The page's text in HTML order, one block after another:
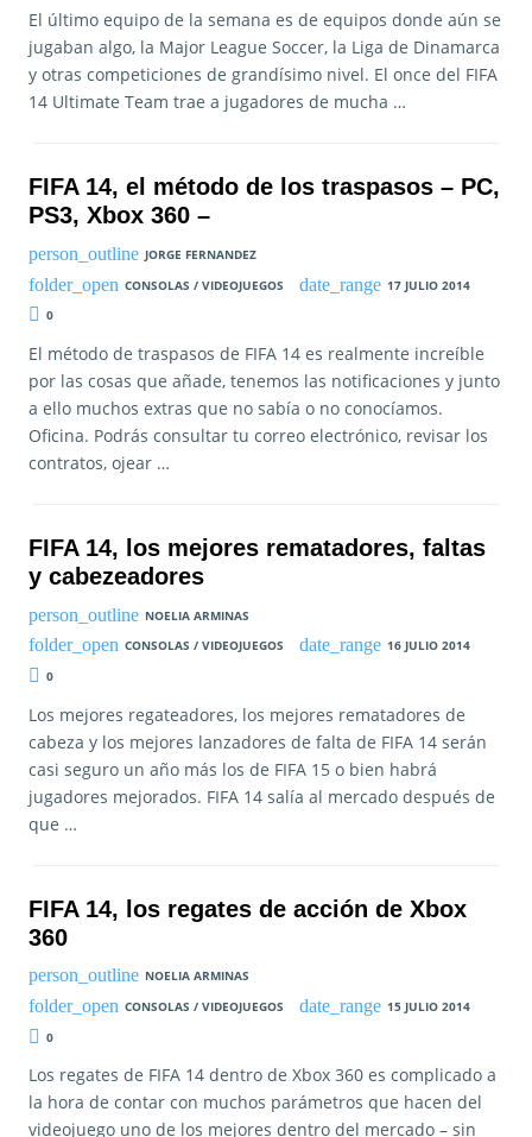
El último equipo de la semana es de equipos donde aún se
jugaban algo, la Major League Soccer, la Liga de Dinamarca
y otras competiciones de grandísimo nivel. El once del FIFA
14 Ultimate Team trae a jugadores de mucha …
FIFA 14, el método de los traspasos – PC,
PS3, Xbox 360 –
JORGE FERNANDEZ
CONSOLAS / VIDEOJUEGOS
17 JULIO 2014
0
El método de traspasos de FIFA 14 es realmente increíble
por las cosas que añade, tenemos las notificaciones y junto
a ello muchos extras que no sabía o no conocíamos.
Oficina. Podrás consultar tu correo electrónico, revisar los
contratos, ojear …
FIFA 14, los mejores rematadores, faltas
y cabezeadores
NOELIA ARMINAS
CONSOLAS / VIDEOJUEGOS
16 JULIO 2014
0
Los mejores regateadores, los mejores rematadores de
cabeza y los mejores lanzadores de falta de FIFA 14 serán
casi seguro un año más los de FIFA 15 o bien habrá
jugadores mejorados. FIFA 14 salía al mercado después de
que …
FIFA 14, los regates de acción de Xbox
360
NOELIA ARMINAS
CONSOLAS / VIDEOJUEGOS
15 JULIO 2014
0
Los regates de FIFA 14 dentro de Xbox 360 es complicado a
la hora de contar con muchos parámetros que hacen del
videojuego uno de los mejores dentro del mercado – sin